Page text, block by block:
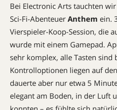
Bei Electronic Arts tauchten
Sci-Fi-Abenteuer Anthem ein.
Vierspieler-Koop-Session, die
wurde mit einem Gamepad.
sehr komplex, alle Tasten sind
Kontrolloptionen liegen auf
dauerte aber nur etwa 5
elegant am Boden, in der Luft